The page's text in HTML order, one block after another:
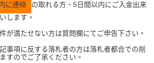
に連絡
の取れる方、5日間以内にご入金出来
します。
が満たせない方は質問欄にてご申告下さい。
事項に反する落札者の方は落札者都合での削
すのでご了承ください。